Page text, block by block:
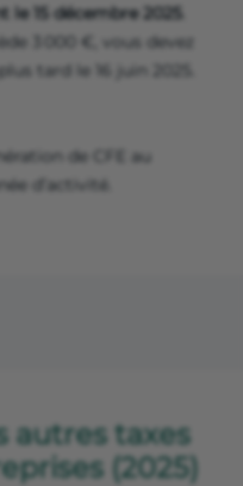
le 15 décembre 2025
3 000 €, vous devez
plus tard le 16 juin 2025.
de CFE au
d’activité.
autres taxes
(2025)